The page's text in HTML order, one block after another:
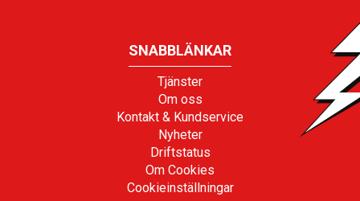
SNABBLÄNKAR
Tjänster
Om oss
Kontakt & Kundservice
Nyheter
Driftstatus
Om Cookies
Cookieinställningar